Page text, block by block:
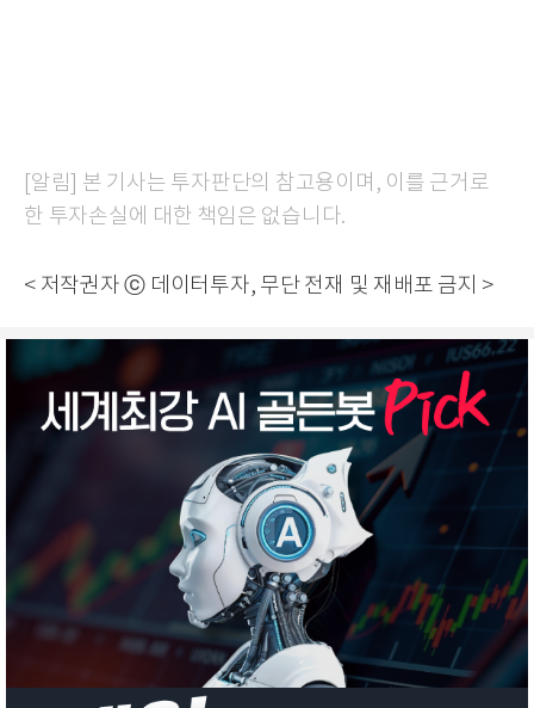
[알림] 본 기사는 투자판단의 참고용이며, 이를 근거로
한 투자손실에 대한 책임은 없습니다.
< 저작권자 ⓒ 데이터투자, 무단 전재 및 재배포 금지 >